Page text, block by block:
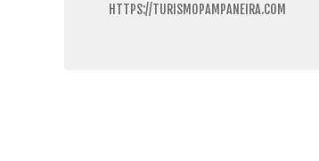
HTTPS://TURISMOPAMPANEIRA.COM